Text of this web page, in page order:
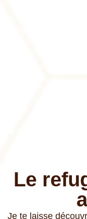
Le
Je te laisse